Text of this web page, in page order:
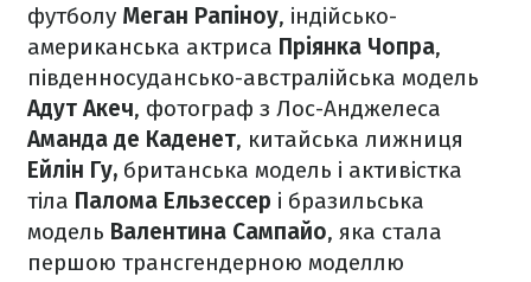
футболу Меган Рапіноу, індійсько-
американська актриса Пріянка Чопра,
південносудансько-австралійська модель
Адут Акеч, фотограф з Лос-Анджелеса
Аманда де Каденет, китайська лижниця
Ейлін Гу, британська модель і активістка
тіла Палома Ельзессер і бразильська
модель Валентина Сампайо, яка стала
першою трансгендерною моделлю